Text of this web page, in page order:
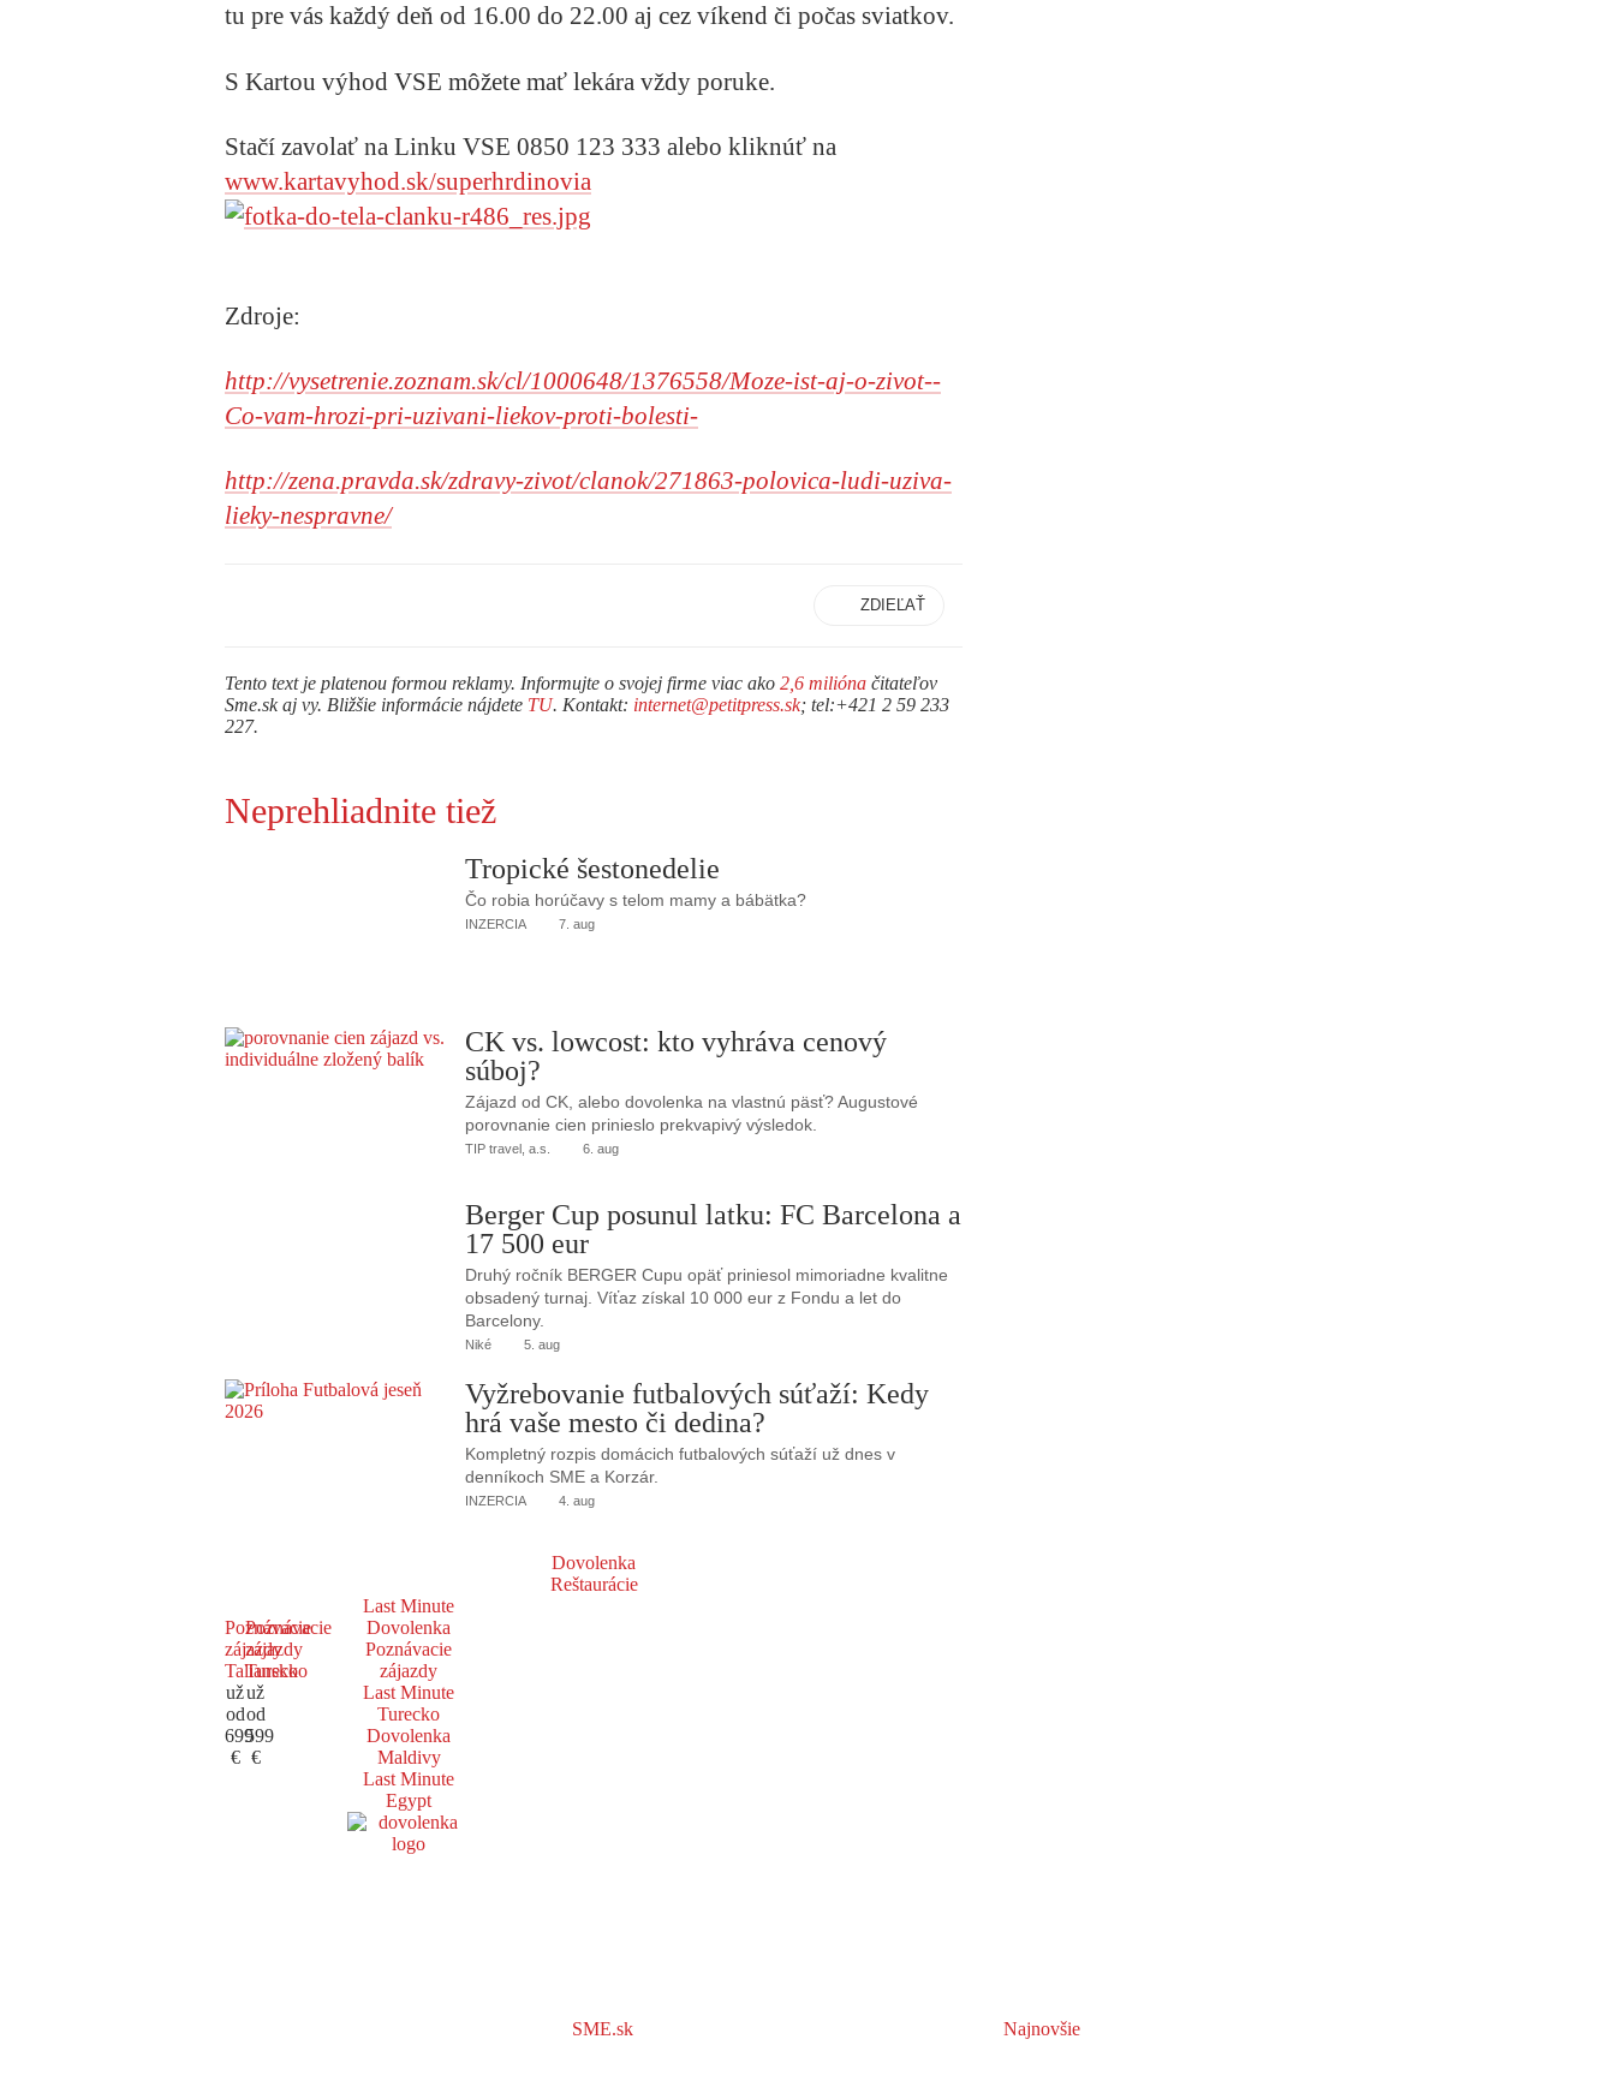
tu pre vás každý deň od 16.00 do 22.00 aj cez víkend či počas sviatkov.
S Kartou výhod VSE môžete mať lekára vždy poruke.
Stačí zavolať na Linku VSE 0850 123 333 alebo kliknúť na
www.kartavyhod.sk/superhrdinovia
Zdroje:
http://vysetrenie.zoznam.sk/cl/1000648/1376558/Moze-ist-aj-o-zivot--
Co-vam-hrozi-pri-uzivani-liekov-proti-bolesti-
http://zena.pravda.sk/zdravy-zivot/clanok/271863-polovica-ludi-uziva-
lieky-nespravne/
ZDIEĽAŤ
Tento text je platenou formou reklamy. Informujte o svojej firme viac ako 2,6 milióna čitateľov
Sme.sk aj vy. Bližšie informácie nájdete TU. Kontakt: internet@petitpress.sk; tel:+421 2 59 233
227.
Neprehliadnite tiež
Tropické šestonedelie
Čo robia horúčavy s telom mamy a bábätka?
INZERCIA 7. aug
CK vs. lowcost: kto vyhráva cenový
súboj?
Zájazd od CK, alebo dovolenka na vlastnú päsť? Augustové
porovnanie cien prinieslo prekvapivý výsledok.
TIP travel, a.s. 6. aug
Berger Cup posunul latku: FC Barcelona a
17 500 eur
Druhý ročník BERGER Cupu opäť priniesol mimoriadne kvalitne
obsadený turnaj. Víťaz získal 10 000 eur z Fondu a let do
Barcelony.
Niké 5. aug
Vyžrebovanie futbalových súťaží: Kedy
hrá vaše mesto či dedina?
Kompletný rozpis domácich futbalových súťaží už dnes v
denníkoch SME a Korzár.
INZERCIA 4. aug
Dovolenka
Reštaurácie
Poznávacie
zájazdy
Taliansko
už
od
699
€
Poznávacie
zájazdy
Turecko
už
od
599
€
Last Minute
Dovolenka
Poznávacie
zájazdy
Last Minute
Turecko
Dovolenka
Maldivy
Last Minute
Egypt
SME.sk Najnovšie